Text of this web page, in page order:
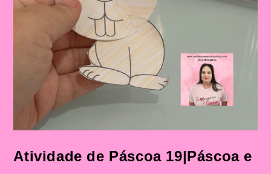
Atividade de Páscoa 19|Páscoa e